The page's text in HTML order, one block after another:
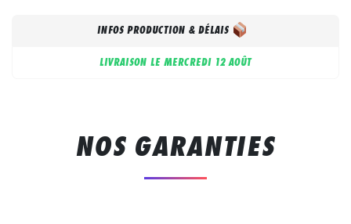
INFOS PRODUCTION & DÉLAIS
LIVRAISON LE MERCREDI 12 AOÛT
NOS GARANTIES